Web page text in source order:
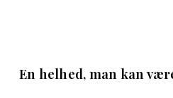
En helhed, man kan